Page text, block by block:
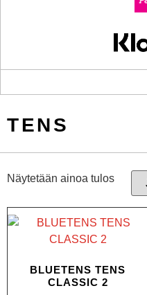
TENS
Näytetään ainoa tulos
BLUETENS TENS
CLASSIC 2